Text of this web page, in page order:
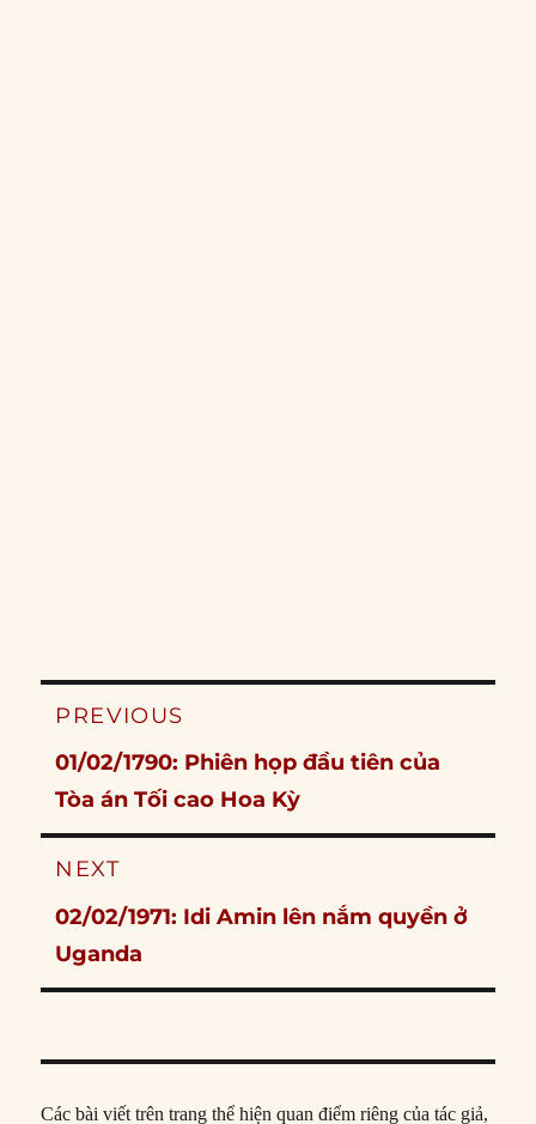
Post
PREVIOUS
Previous
post:
01/02/1790: Phiên họp đầu tiên của
Tòa án Tối cao Hoa Kỳ
NEXT
Next
post:
02/02/1971: Idi Amin lên nắm quyền ở
Uganda
Các bài viết trên trang thể hiện quan điểm riêng của tác giả,